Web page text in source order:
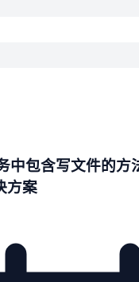
中包含写文件的方
方案